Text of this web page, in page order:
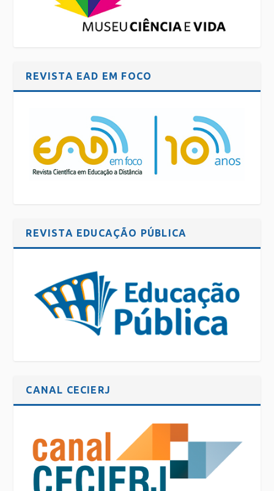
REVISTA EAD EM FOCO
REVISTA EDUCAÇÃO PÚBLICA
CANAL CECIERJ